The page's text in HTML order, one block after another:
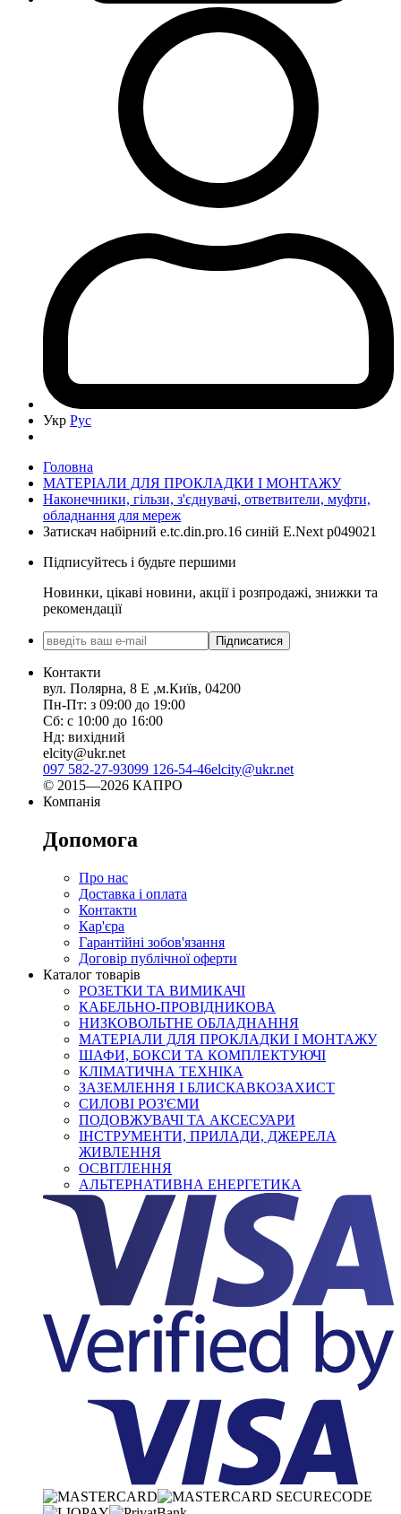
Укр Рус
Головна
МАТЕРІАЛИ ДЛЯ ПРОКЛАДКИ І МОНТАЖУ
Наконечники, гільзи, з'єднувачі, ответвители, муфти,
обладнання для мереж
Затискач набірний e.tc.din.pro.16 синій E.Next p049021
Підписуйтесь і будьте першими
Новинки, цікаві новини, акції і розпродажі, знижки та
рекомендації
Підписатися
Контакти
вул. Полярна, 8 Е ,м.Київ, 04200
Пн-Пт: з 09:00 до 19:00
Сб: с 10:00 до 16:00
Нд: вихідний
elcity@ukr.net
097 582-27-93099 126-54-46elcity@ukr.net
© 2015—2026 КАПРО
Компанія
Допомога
Про нас
Доставка і оплата
Контакти
Кар'єра
Гарантійні зобов'язання
Договір публічної оферти
Каталог товарів
РОЗЕТКИ ТА ВИМИКАЧІ
КАБЕЛЬНО-ПРОВІДНИКОВА
НИЗКОВОЛЬТНЕ ОБЛАДНАННЯ
МАТЕРІАЛИ ДЛЯ ПРОКЛАДКИ І МОНТАЖУ
ШАФИ, БОКСИ ТА КОМПЛЕКТУЮЧІ
КЛІМАТИЧНА ТЕХНІКА
ЗАЗЕМЛЕННЯ І БЛИСКАВКОЗАХИСТ
СИЛОВІ РОЗ'ЄМИ
ПОДОВЖУВАЧІ ТА АКСЕСУАРИ
ІНСТРУМЕНТИ, ПРИЛАДИ, ДЖЕРЕЛА
ЖИВЛЕННЯ
ОСВІТЛЕННЯ
АЛЬТЕРНАТИВНА ЕНЕРГЕТИКА